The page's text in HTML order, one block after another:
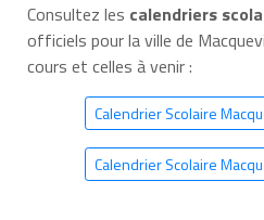
Consultez les calendriers
officiels pour la ville de
cours et celles à venir :
Calendrier Scolaire
Calendrier Scolaire